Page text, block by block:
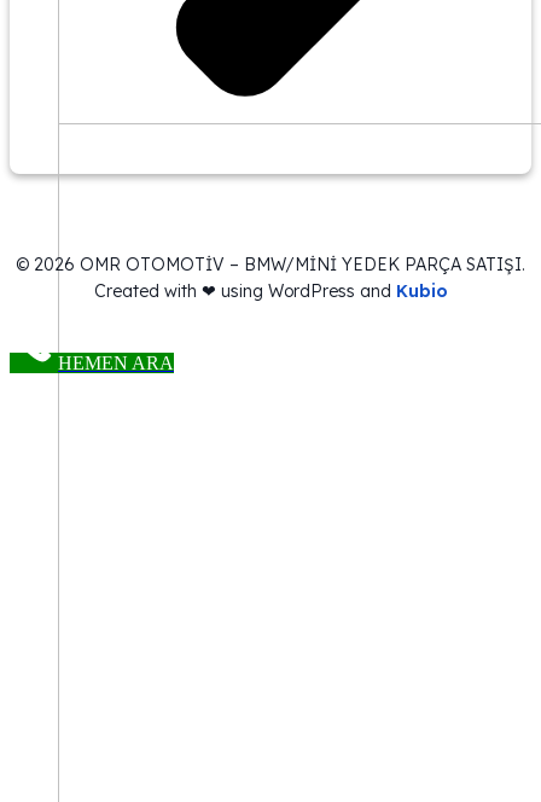
© 2026 OMR OTOMOTİV – BMW/MİNİ YEDEK PARÇA SATIŞI.
Created with ❤ using WordPress and Kubio
HEMEN ARA